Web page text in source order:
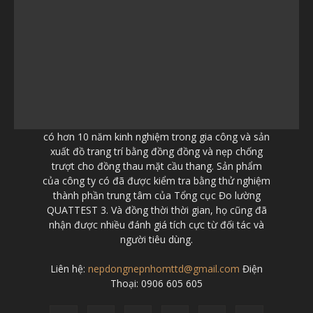
có hơn 10 năm kinh nghiệm trong gia công và sản
xuất đồ trang trí bằng đồng đồng và nẹp chống
trượt cho đồng thau mặt cầu thang. Sản phẩm
của công ty có đã được kiểm tra bằng thử nghiệm
thành phần trung tâm của Tổng cục Đo lường
QUATTEST 3. Và đồng thời thời gian, họ cũng đã
nhận được nhiều đánh giá tích cực từ đối tác và
người tiêu dùng.
Liên hệ: nepdongnepnhomttd@gmail.com Điện
Thoại: 0906 605 605